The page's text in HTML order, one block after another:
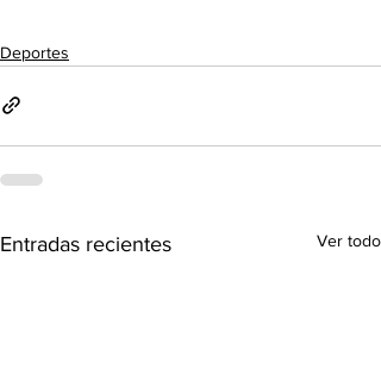
Deportes
Entradas recientes Ver todo